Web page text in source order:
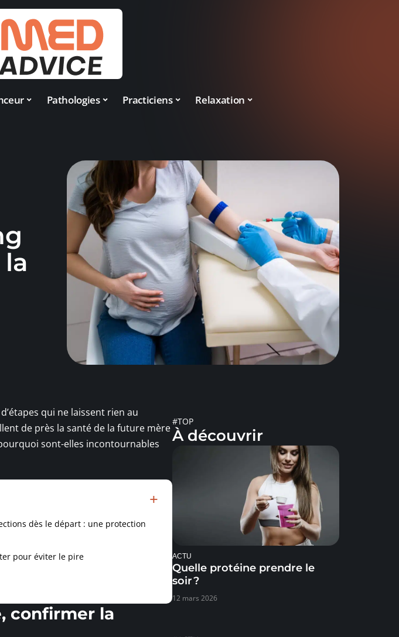
Pathologies Practiciens Relaxation
qui ne laissent rien au
de près la santé de la future mère
sont-elles incontournables
dès le départ : une protection
pour éviter le pire
confirmer la
#TOP
À découvrir
ACTU
Quelle protéine prendre le
soir ?
12 mars 2026